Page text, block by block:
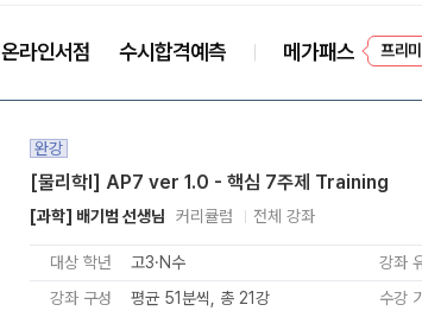
온라인서점 수시합격예측 메가패스
완강
[물리학l] AP7 ver 1.0 - 핵심 7주제 Training
[과학] 배기범 선생님 커리큘럼 전체 강좌
대상 학년 고3·N수 강좌
강좌 구성
평균 51분씩, 총 21강 수강